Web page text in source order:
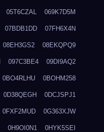
05T6CZAL 069K7D5M
07BDB1DD 07FH6X4N
08EH3GS2 08EKQPQ9
097C3BE4 09DI9AQ2
0BO4RLHU 0BOHM258
0D38QEGH 0DCJSPJ1
0FXF2MUD 0G363XJW
0H9OI0N1 0HYK5SEI